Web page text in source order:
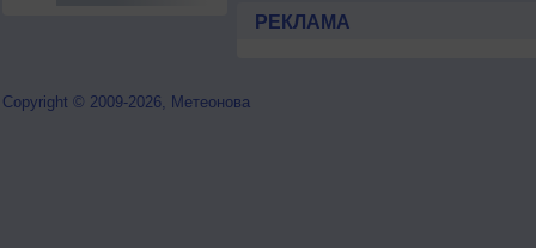
РЕКЛАМА
Copyright © 2009-2026, Метеонова